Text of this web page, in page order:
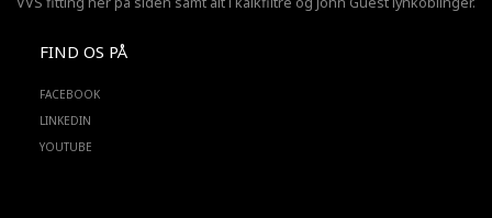
FIND OS PÅ
FACEBOOK
LINKEDIN
YOUTUBE